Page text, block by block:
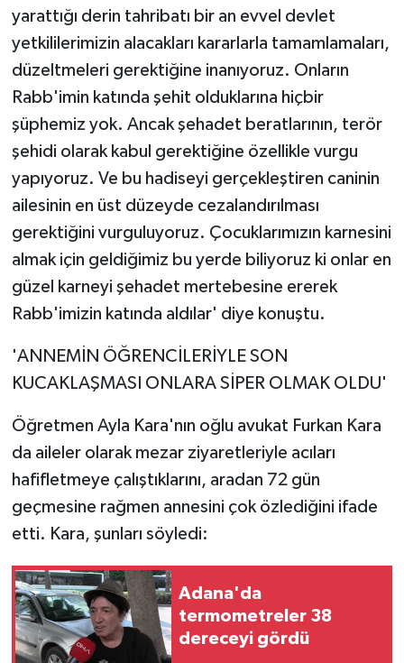
yarattığı derin tahribatı bir an evvel devlet
yetkililerimizin alacakları kararlarla tamamlamaları,
düzeltmeleri gerektiğine inanıyoruz. Onların
Rabb'imin katında şehit olduklarına hiçbir
şüphemiz yok. Ancak şehadet beratlarının, terör
şehidi olarak kabul gerektiğine özellikle vurgu
yapıyoruz. Ve bu hadiseyi gerçekleştiren caninin
ailesinin en üst düzeyde cezalandırılması
gerektiğini vurguluyoruz. Çocuklarımızın karnesini
almak için geldiğimiz bu yerde biliyoruz ki onlar en
güzel karneyi şehadet mertebesine ererek
Rabb'imizin katında aldılar' diye konuştu.
'ANNEMİN ÖĞRENCİLERİYLE SON
KUCAKLAŞMASI ONLARA SİPER OLMAK OLDU'
Öğretmen Ayla Kara'nın oğlu avukat Furkan Kara
da aileler olarak mezar ziyaretleriyle acıları
hafifletmeye çalıştıklarını, aradan 72 gün
geçmesine rağmen annesini çok özlediğini ifade
etti. Kara, şunları söyledi:
Adana'da
termometreler 38
dereceyi gördü